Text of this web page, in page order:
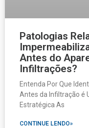
Patologias
Antes do
Infiltrações?
Entenda Por Que
Antes da Infiltração é
Estratégica As
CONTINUE LENDO»